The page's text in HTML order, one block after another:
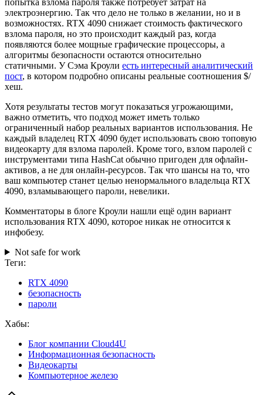
электроэнергию. Так что дело не только в желании, но и в
возможностях. RTX 4090 снижает стоимость фактического
взлома пароля, но это происходит каждый раз, когда
появляются более мощные графические процессоры, а
алгоритмы безопасности остаются относительно
статичными. У Сэма Кроули есть интересный аналитический
пост, в котором подробно описаны реальные соотношения $/
хеш.
Хотя результаты тестов могут показаться угрожающими,
важно отметить, что подход может иметь только
ограниченный набор реальных вариантов использования. Не
каждый владелец RTX 4090 будет использовать свою топовую
видеокарту для взлома паролей. Кроме того, взлом паролей с
инструментами типа HashCat обычно пригоден для офлайн-
активов, а не для онлайн-ресурсов. Так что шансы на то, что
ваш компьютер станет целью ненормального владельца RTX
4090, взламывающего пароли, невелики.
Комментаторы в блоге Кроули нашли ещё один вариант
использования RTX 4090, которое никак не относится к
инфобезу.
Not safe for work
Теги:
RTX 4090
безопасность
пароли
Хабы:
Блог компании Cloud4U
Информационная безопасность
Видеокарты
Компьютерное железо